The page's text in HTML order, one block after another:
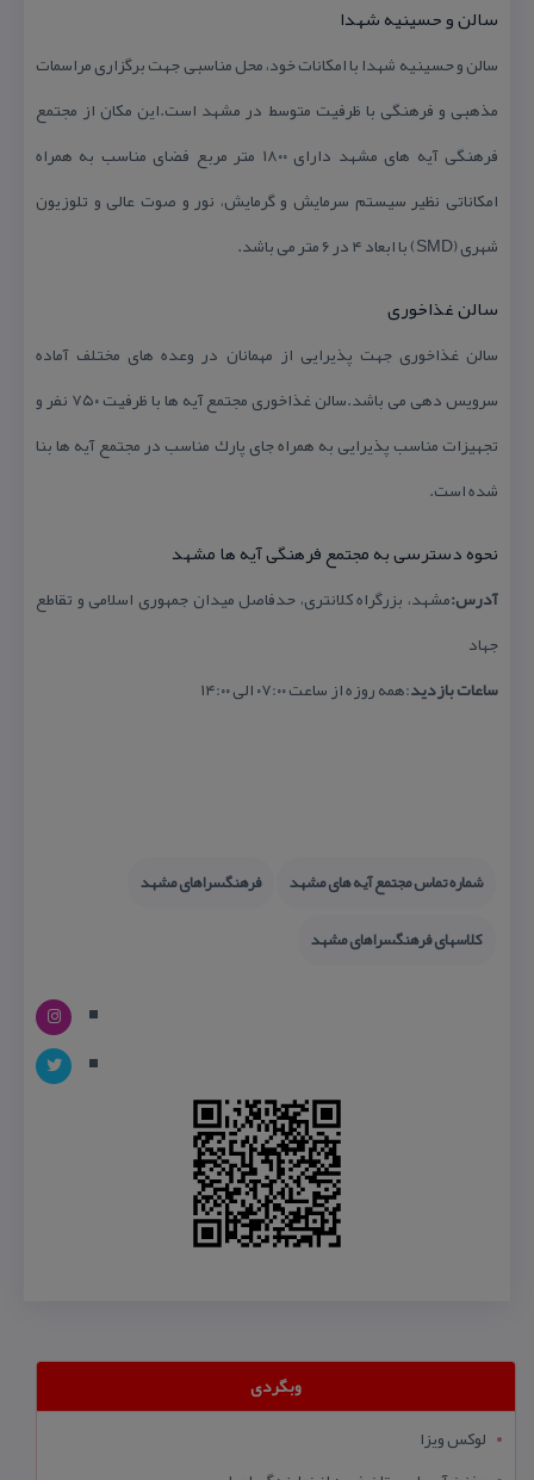
سالن و حسینیه شهدا
سالن و حسینیه شهدا با امكانات خود، محل مناسبی جهت برگزاری مراسمات
مذهبی و فرهنگی با ظرفیت متوسط در مشهد است.این مكان از مجتمع
فرهنگی آیه های مشهد دارای ۱۸۰۰ متر مربع فضای مناسب به همراه
امكاناتی نظیر سیستم سرمایش و گرمایش، نور و صوت عالی و تلوزیون
شهری (SMD) با ابعاد ۴ در ۶ متر می باشد.
سالن غذاخوری
سالن غذاخوری جهت پذیرایی از مهمانان در وعده های مختلف آماده
سرویس دهی می باشد.سالن غذاخوری مجتمع آیه ها با ظرفیت ۷۵۰ نفر و
تجهیزات مناسب پذیرایی به همراه جای پارك مناسب در مجتمع آیه ها بنا
شده است.
نحوه دسترسی به مجتمع فرهنگی آیه ها مشهد
آدرس:مشهد، بزرگراه كلانتری، حدفاصل میدان جمهوری اسلامی و تقاطع
جهاد
ساعات بازدید:همه روزه از ساعت ۰۷:۰۰ الی ۱۴:۰۰
شماره تماس مجتمع آیه های مشهد
فرهنگسراهای مشهد
كلاسهای فرهنگسراهای مشهد
وبگردی
لوکس ویزا